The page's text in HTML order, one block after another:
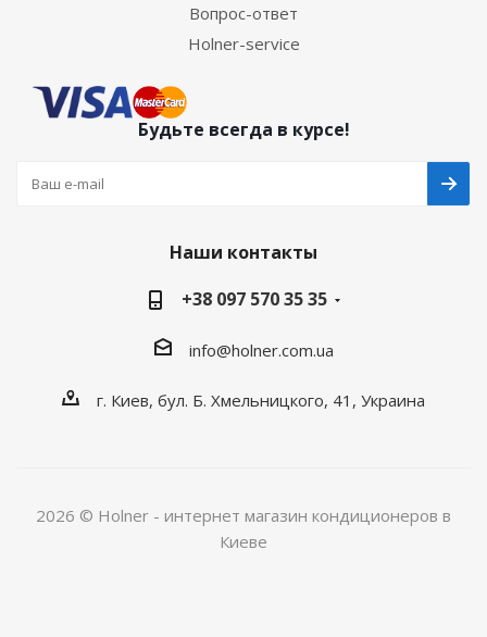
Вопрос-ответ
Holner-service
Будьте всегда в курсе!
Наши контакты
+38 097 570 35 35
info@holner.com.ua
г. Киев, бул. Б. Хмельницкого, 41, Украина
2026 © Holner - интернет магазин кондиционеров в
Киеве